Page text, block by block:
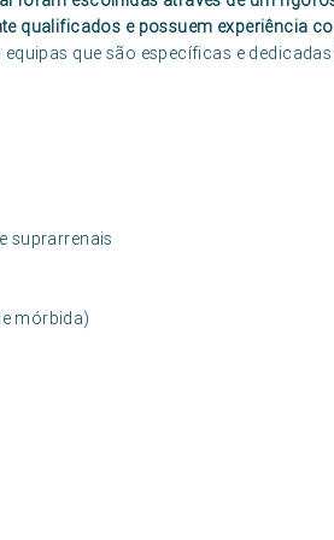
qualificados e possuem experiência
que são específicas e
suprarrenais
mórbida)